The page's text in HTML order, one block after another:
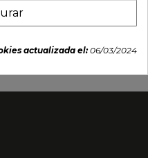
6x11cm
actualizada el:06/03/2024